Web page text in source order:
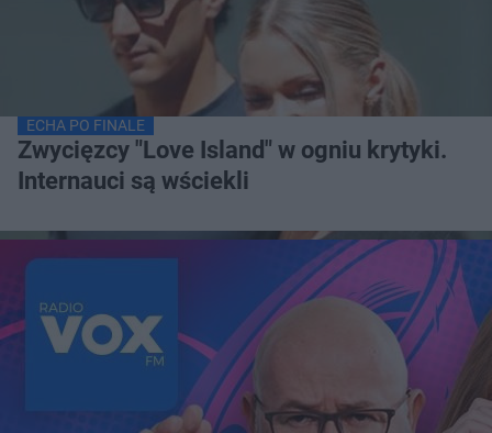
ECHA PO FINALE
Zwycięzcy "Love Island" w ogniu krytyki.
Internauci są wściekli